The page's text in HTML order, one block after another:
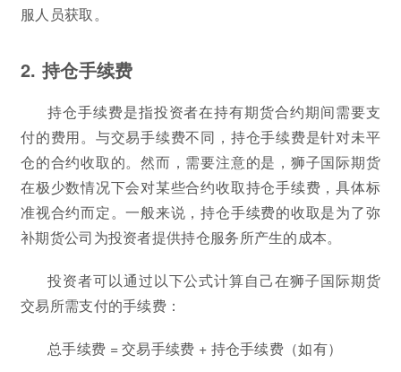
服人员获取。
2. 持仓手续费
持仓手续费是指投资者在持有期货合约期间需要支
付的费用。与交易手续费不同，持仓手续费是针对未平
仓的合约收取的。然而，需要注意的是，狮子国际期货
在极少数情况下会对某些合约收取持仓手续费，具体标
准视合约而定。一般来说，持仓手续费的收取是为了弥
补期货公司为投资者提供持仓服务所产生的成本。
投资者可以通过以下公式计算自己在狮子国际期货
交易所需支付的手续费：
总手续费 = 交易手续费 + 持仓手续费（如有）